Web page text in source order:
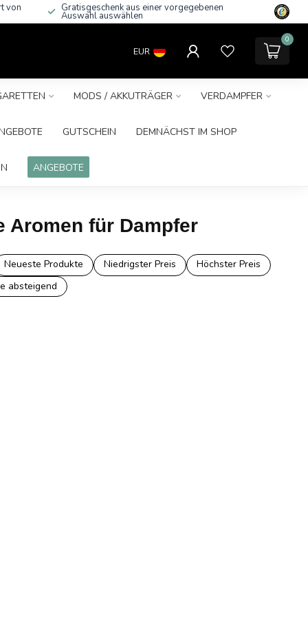
von Gratisgeschenk aus einer vorgegebenen
Auswahl auswählen
EUR
0
MODS / AKKUTRÄGER VERDAMPFER
GUTSCHEIN DEMNÄCHST IM SHOP
ANGEBOTE
für Dampfer
Neueste Produkte Niedrigster Preis
Höchster Preis
absteigend